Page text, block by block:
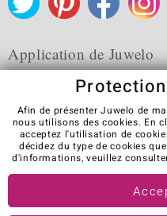
Application de Juwelo
CGV Protection
Mentions légales
Visit our
Afin de présenter Juwelo de
nous utilisons des cookies. En
acceptez l'utilisation de
décidez du type de cookies
d'informations, veuillez